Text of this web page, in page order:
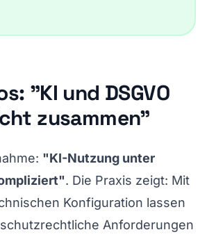
"KI und DSGVO
zusammen"
"KI-Nutzung unter
. Die Praxis zeigt: Mit
Konfiguration lassen
Anforderungen